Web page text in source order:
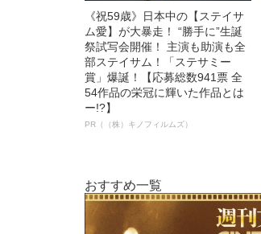
《祝59歳》日本中の【ステイサ
ム愛】が大暴走！ “勝手に”生誕
祭試写会開催！ 主演も助演も全
部ステイサム！「ステサミー
賞」爆誕！【応募総数941票 全
54作品の栄冠に輝いた作品とは
ー!?】
PR（（株）キノフィルムズ）
おすすめ一覧